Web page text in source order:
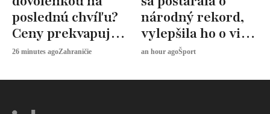
poslednú chvíľu?
Ceny prekvapujú,
odborníci radia
26 minutes agoZahraničie
národný rekord,
vylepšila ho o viac
ako štyri sekundy
an hour agoŠport